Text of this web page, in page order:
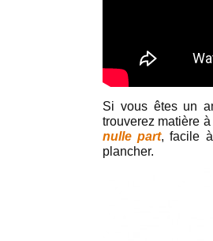
Si vous êtes un
trouverez matière
nulle part, facile
plancher.